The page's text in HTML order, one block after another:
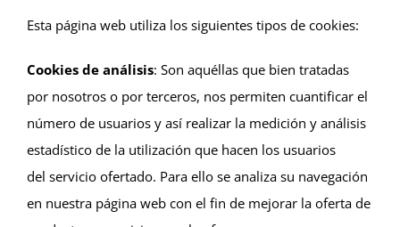
Esta página web utiliza los siguientes tipos de cookies:
Cookies de análisis: Son aquéllas que bien tratadas
por nosotros o por terceros, nos permiten cuantificar el
número de usuarios y así realizar la medición y análisis
estadístico de la utilización que hacen los usuarios
del servicio ofertado. Para ello se analiza su navegación
en nuestra página web con el fin de mejorar la oferta de